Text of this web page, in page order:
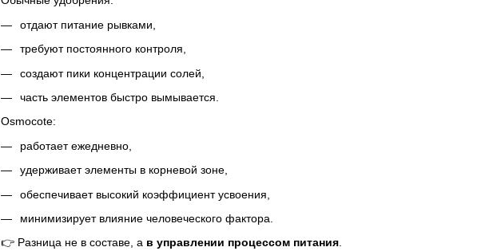
отдают питание рывками,
требуют постоянного контроля,
создают пики концентрации солей,
часть элементов быстро вымывается.
Osmocote:
работает ежедневно,
удерживает элементы в корневой зоне,
обеспечивает высокий коэффициент усвоения,
минимизирует влияние человеческого фактора.
👉 Разница не в составе, а в управлении процессом питания.